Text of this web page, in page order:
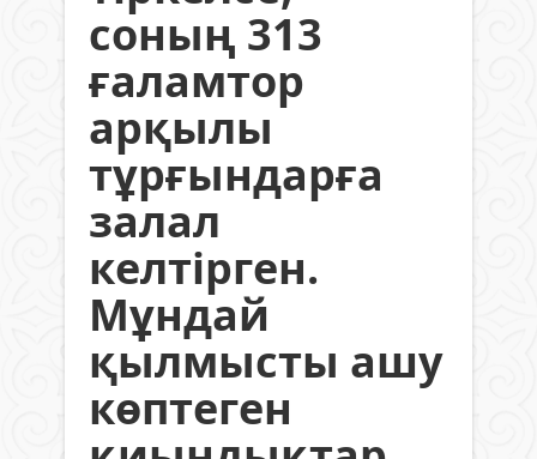
соның 313
ғаламтор
арқылы
тұрғындарға
залал
келтірген.
Мұндай
қылмысты ашу
көптеген